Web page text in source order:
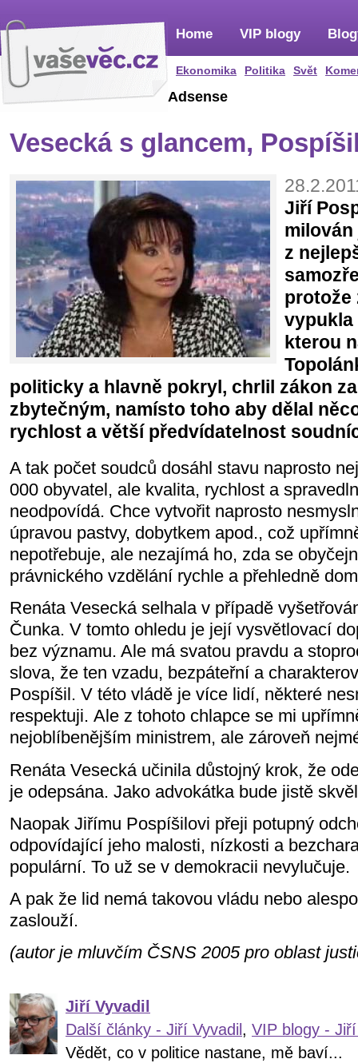
Home
Ekonomika Politika Svět
VIP blogy
Adsense
Vesecká s glancem,
Jiří
milován
z
protože
vypukla
kterou
politicky a hlavně pokryl, chrlil zákon
zbytečným, namísto toho aby dělal
rychlost a větší předvídatelnost
A tak počet soudců dosáhl stavu naprosto
000 obyvatel, ale kvalita, rychlost a
neodpovídá. Chce vytvořit naprosto
úpravou pastvy, dobytkem apod., což
nepotřebuje, ale nezajímá ho, zda se
právnického vzdělání rychle a přehledně
Renáta Vesecká selhala v případě
Čunka. V tomto ohledu je její vysvětlovací
bez významu. Ale má svatou pravdu a
slova, že ten vzadu, bezpáteřní a
Pospíšil. V této vládě je více lidí, některé
respektuji. Ale z tohoto chlapce se mi
nejoblíbenějším ministrem, ale zároveň
Renáta Vesecká učinila důstojný krok, že
je odepsána. Jako advokátka bude jistě
Naopak Jiřímu Pospíšilovi přeji potupný
odpovídající jeho malosti, nízkosti a
populární. To už se v demokracii nevylučuje.
A pak že lid nemá takovou vládu nebo
zaslouží.
(autor je mluvčím ČSNS 2005 pro oblast
Jiří Vyvadil
Další články - Jiří Vyvadil , VIP blogy -
Vědět, co v politice nastane, mě baví...